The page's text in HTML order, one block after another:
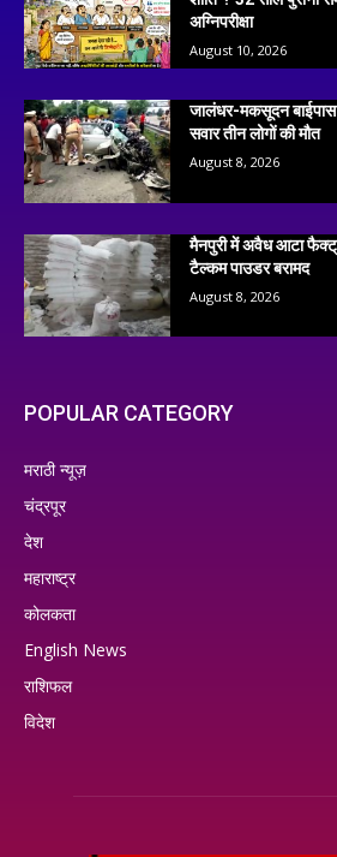
अग्निपरीक्षा
August 10, 2026
जालंधर-मकसूदन
सवार तीन लोगों की मौत
August 8, 2026
मैनपुरी में अवैध आटा
टैल्कम पाउडर बरामद
August 8, 2026
POPULAR CATEGORY
मराठी न्यूज़
चंद्रपूर
देश
महाराष्ट्र
कोलकता
English News
राशिफल
विदेश